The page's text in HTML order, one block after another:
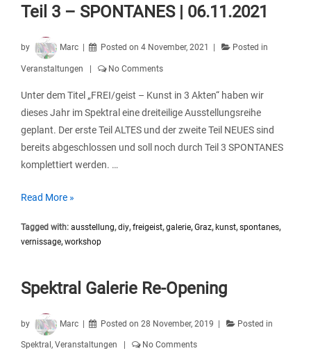
Teil 3 – SPONTANES | 06.11.2021
by Marc Posted on 4 November, 2021 Posted in
Veranstaltungen No Comments
Unter dem Titel „FREI/geist – Kunst in 3 Akten“ haben wir
dieses Jahr im Spektral eine dreiteilige Ausstellungsreihe
geplant. Der erste Teil ALTES und der zweite Teil NEUES sind
bereits abgeschlossen und soll noch durch Teil 3 SPONTANES
komplettiert werden. …
Workshop
Vernissage:
FREI/geist
3
SPONTANES
| 06.11.2021
Read More »
Tagged with: ausstellung,diy,freigeist,galerie,Graz,kunst,spontanes,
vernissage,workshop
Spektral Galerie Re-Opening
by Marc Posted on 28 November, 2019 Posted in
Spektral , Veranstaltungen No Comments